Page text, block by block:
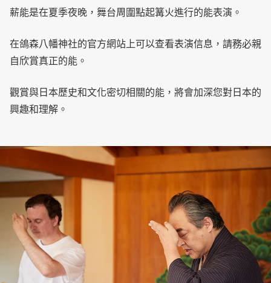
薪能是在夏季夜晚，舞台周圍點起篝火進行的能表演。
在鴿森八幡神社的官方網站上可以查看表演信息，請務必親
自欣賞真正的能。
觀賞與日本歷史和文化密切相關的能，將會加深您對日本的
興趣和理解。